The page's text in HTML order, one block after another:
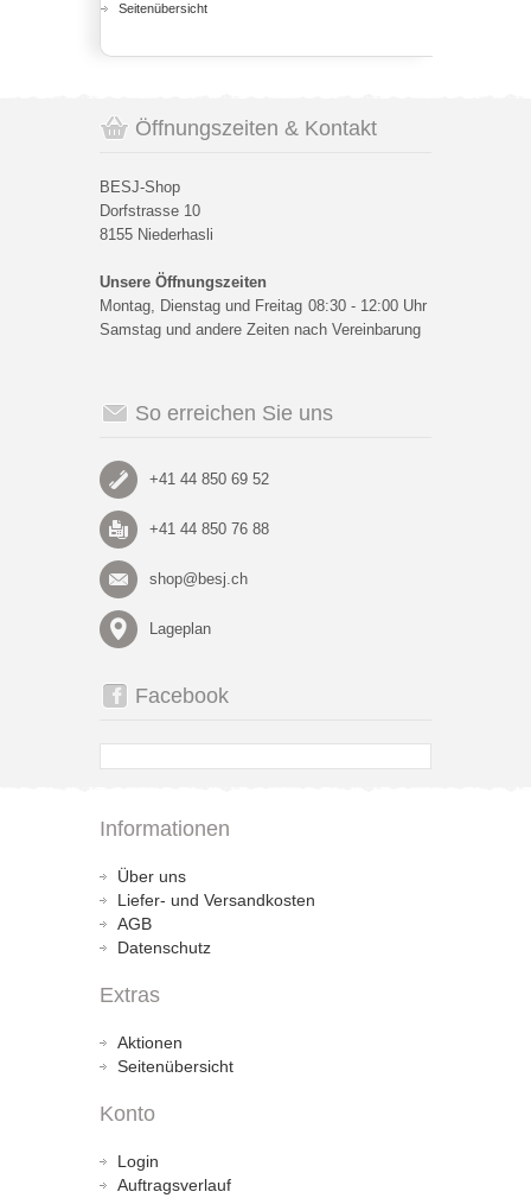
Seitenübersicht
Öffnungszeiten & Kontakt
BESJ-Shop
Dorfstrasse 10
8155 Niederhasli
Unsere Öffnungszeiten
Montag, Dienstag und Freitag 08:30 - 12:00 Uhr
Samstag und andere Zeiten nach Vereinbarung
So erreichen Sie uns
+41 44 850 69 52
+41 44 850 76 88
shop@besj.ch
Lageplan
Facebook
Informationen
Über uns
Liefer- und Versandkosten
AGB
Datenschutz
Extras
Aktionen
Seitenübersicht
Konto
Login
Auftragsverlauf